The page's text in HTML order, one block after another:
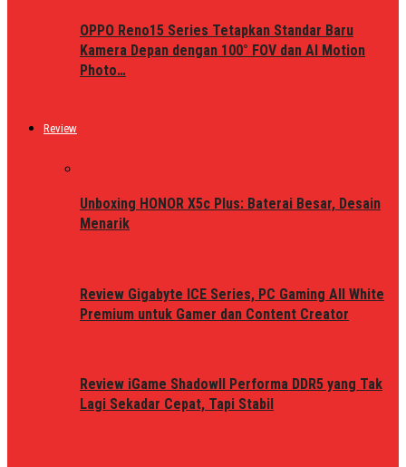
OPPO Reno15 Series Tetapkan Standar Baru
Kamera Depan dengan 100° FOV dan AI Motion
Photo…
Review
Unboxing HONOR X5c Plus: Baterai Besar, Desain
Menarik
Review Gigabyte ICE Series, PC Gaming All White
Premium untuk Gamer dan Content Creator
Review iGame ShadowII Performa DDR5 yang Tak
Lagi Sekadar Cepat, Tapi Stabil